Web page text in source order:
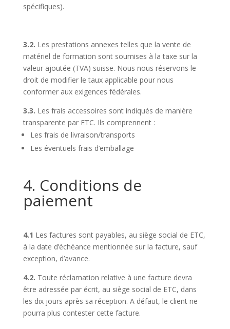
spécifiques).
3.2. Les prestations annexes telles que la vente de
matériel de formation sont soumises à la taxe sur la
valeur ajoutée (TVA) suisse. Nous nous réservons le
droit de modifier le taux applicable pour nous
conformer aux exigences fédérales.
3.3. Les frais accessoires sont indiqués de manière
transparente par ETC. Ils comprennent :
Les frais de livraison/transports
Les éventuels frais d’emballage
4. Conditions de
paiement
4.1 Les factures sont payables, au siège social de ETC,
à la date d’échéance mentionnée sur la facture, sauf
exception, d’avance.
4.2. Toute réclamation relative à une facture devra
être adressée par écrit, au siège social de ETC, dans
les dix jours après sa réception. A défaut, le client ne
pourra plus contester cette facture.